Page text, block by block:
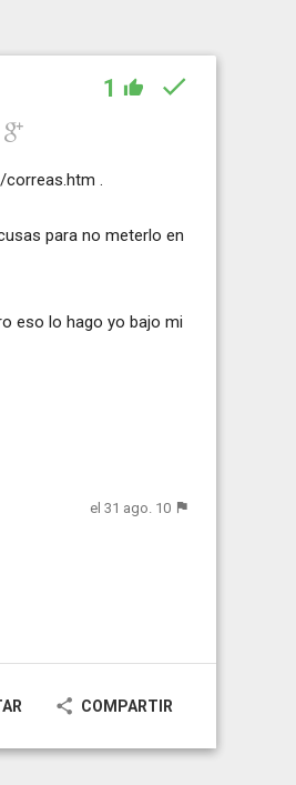
1
correas.htm .
para no meterlo en
eso lo hago yo bajo mi
el 31 ago. 10
COMPARTIR